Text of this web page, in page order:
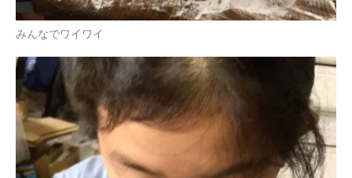
みんなでワイワイ